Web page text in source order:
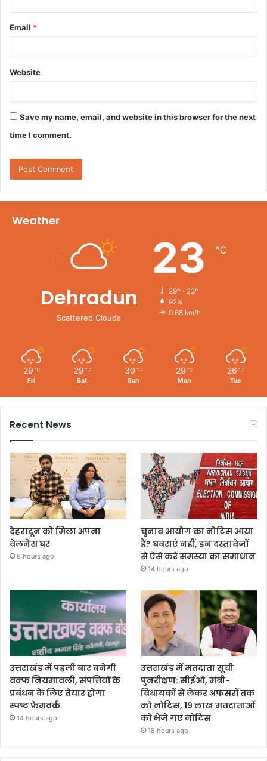
Email *
Website
Save my name, email, and website in this browser for the next
time I comment.
Weather
Dehradun
Scattered Clouds
23 ℃
29º - 23º
92%
0.68 km/h
29 ℃
Fri
29 ℃
Sat
30 ℃
Sun
29 ℃
Mon
26 ℃
Tue
Recent News
देहरादून को मिला अपना
वेलनेस घर
9 hours ago
चुनाव आयोग का नोटिस आया
है? घबराएं नहीं, इन दस्तावेजों
से ऐसे करें समस्या का समाधान
14 hours ago
उत्तराखंड में पहली बार बनेगी
वक्फ नियमावली, संपत्तियों के
प्रबंधन के लिए तैयार होगा
स्पष्ट फ्रेमवर्क
14 hours ago
उत्तराखंड में मतदाता सूची
पुनरीक्षण: सीईओ, मंत्री-
विधायकों से लेकर अफसरों तक
को नोटिस, 19 लाख मतदाताओं
को भेजे गए नोटिस
18 hours ago